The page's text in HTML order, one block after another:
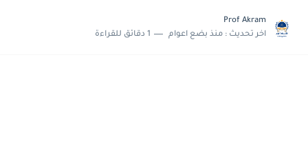
Prof Akram
اخر تحديث : منذ بضع اعوام 1 دقائق للقراءة